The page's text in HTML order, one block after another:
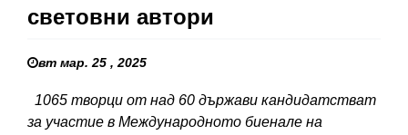
световни автори
вт мар. 25 , 2025
1065 творци от над 60 държави кандидатстват
за участие в Международното биенале на